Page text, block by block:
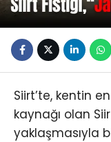
Siirt’te, kentin
kaynağı olan
yaklaşmasıyla